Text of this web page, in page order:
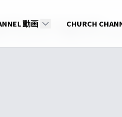
動画 CHURCH
VOPオンラインセミナー2024